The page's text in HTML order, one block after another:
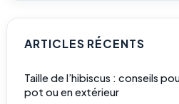
ARTICLES RÉCENTS
Taille de l’hibiscus : conseils
pot ou en extérieur